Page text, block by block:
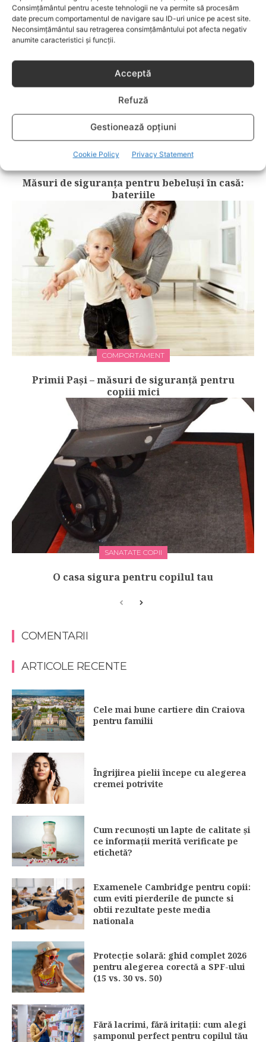
Consimțământul pentru aceste tehnologii ne va permite să procesăm
date precum comportamentul de navigare sau ID-uri unice pe acest site.
Neconsimțământul sau retragerea consimțământului pot afecta negativ
anumite caracteristici și funcții.
Acceptă
Refuză
Gestionează opțiuni
Cookie Policy Privacy Statement
BEBELUSI
Măsuri de siguranța pentru bebeluși în casă:
bateriile
COMPORTAMENT
Primii Pași – măsuri de siguranță pentru
copiii mici
SANATATE COPII
O casa sigura pentru copilul tau
COMENTARII
ARTICOLE RECENTE
Cele mai bune cartiere din Craiova
pentru familii
Îngrijirea pielii începe cu alegerea
cremei potrivite
Cum recunoști un lapte de calitate și
ce informații merită verificate pe
etichetă?
Examenele Cambridge pentru copii:
cum eviti pierderile de puncte si
obtii rezultate peste media
nationala
Protecție solară: ghid complet 2026
pentru alegerea corectă a SPF-ului
(15 vs. 30 vs. 50)
Fără lacrimi, fără iritații: cum alegi
șamponul perfect pentru copilul tău